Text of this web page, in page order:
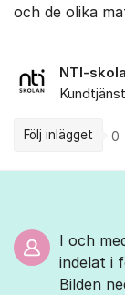
och de olika
NTI-
Kundtjänst
Följ inlägget 0
I och
indelat i
Bilden